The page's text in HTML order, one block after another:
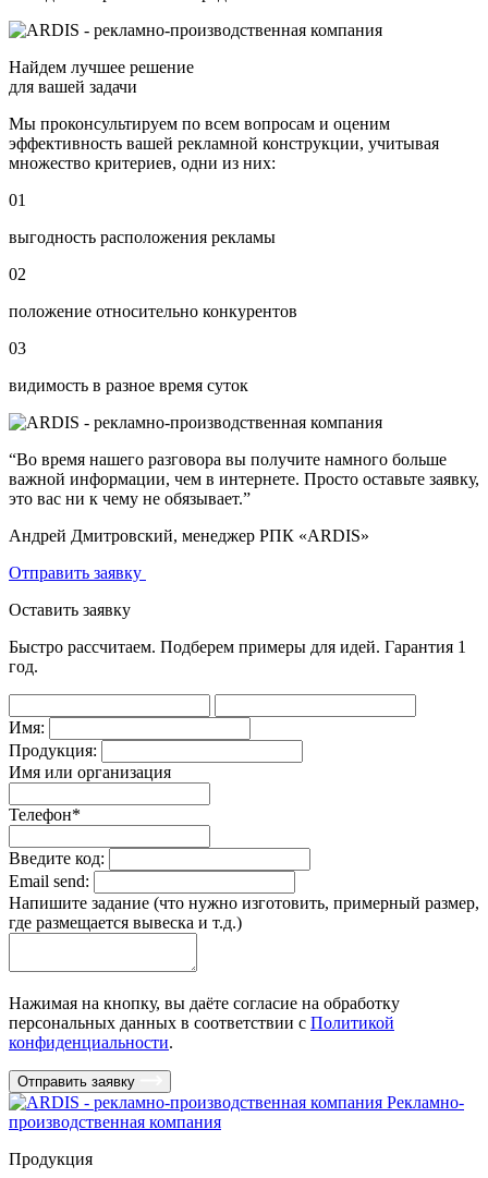
Найдем лучшее решение
для вашей задачи
Мы проконсультируем по всем вопросам и оценим
эффективность вашей рекламной конструкции, учитывая
множество критериев, одни из них:
01
выгодность расположения рекламы
02
положение относительно конкурентов
03
видимость в разное время суток
“Во время нашего разговора вы получите намного больше
важной информации, чем в интернете. Просто оставьте заявку,
это вас ни к чему не обязывает.”
Андрей Дмитровский, менеджер РПК «ARDIS»
Отправить заявку
Оставить заявку
Быстро рассчитаем. Подберем примеры для идей. Гарантия 1
год.
Имя:
Продукция:
Имя или организация
Телефон*
Введите код:
Email send:
Напишите задание (что нужно изготовить, примерный размер,
где размещается вывеска и т.д.)
Нажимая на кнопку, вы даёте согласие на обработку
персональных данных в соответствии c Политикой
конфиденциальности.
Отправить заявку
Рекламно-
производственная компания
Продукция